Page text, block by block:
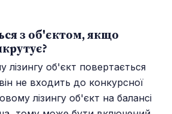
з об'єктом, якщо
лізингу об'єкт повертається
не входить до конкурсної
лізингу об'єкт на балансі